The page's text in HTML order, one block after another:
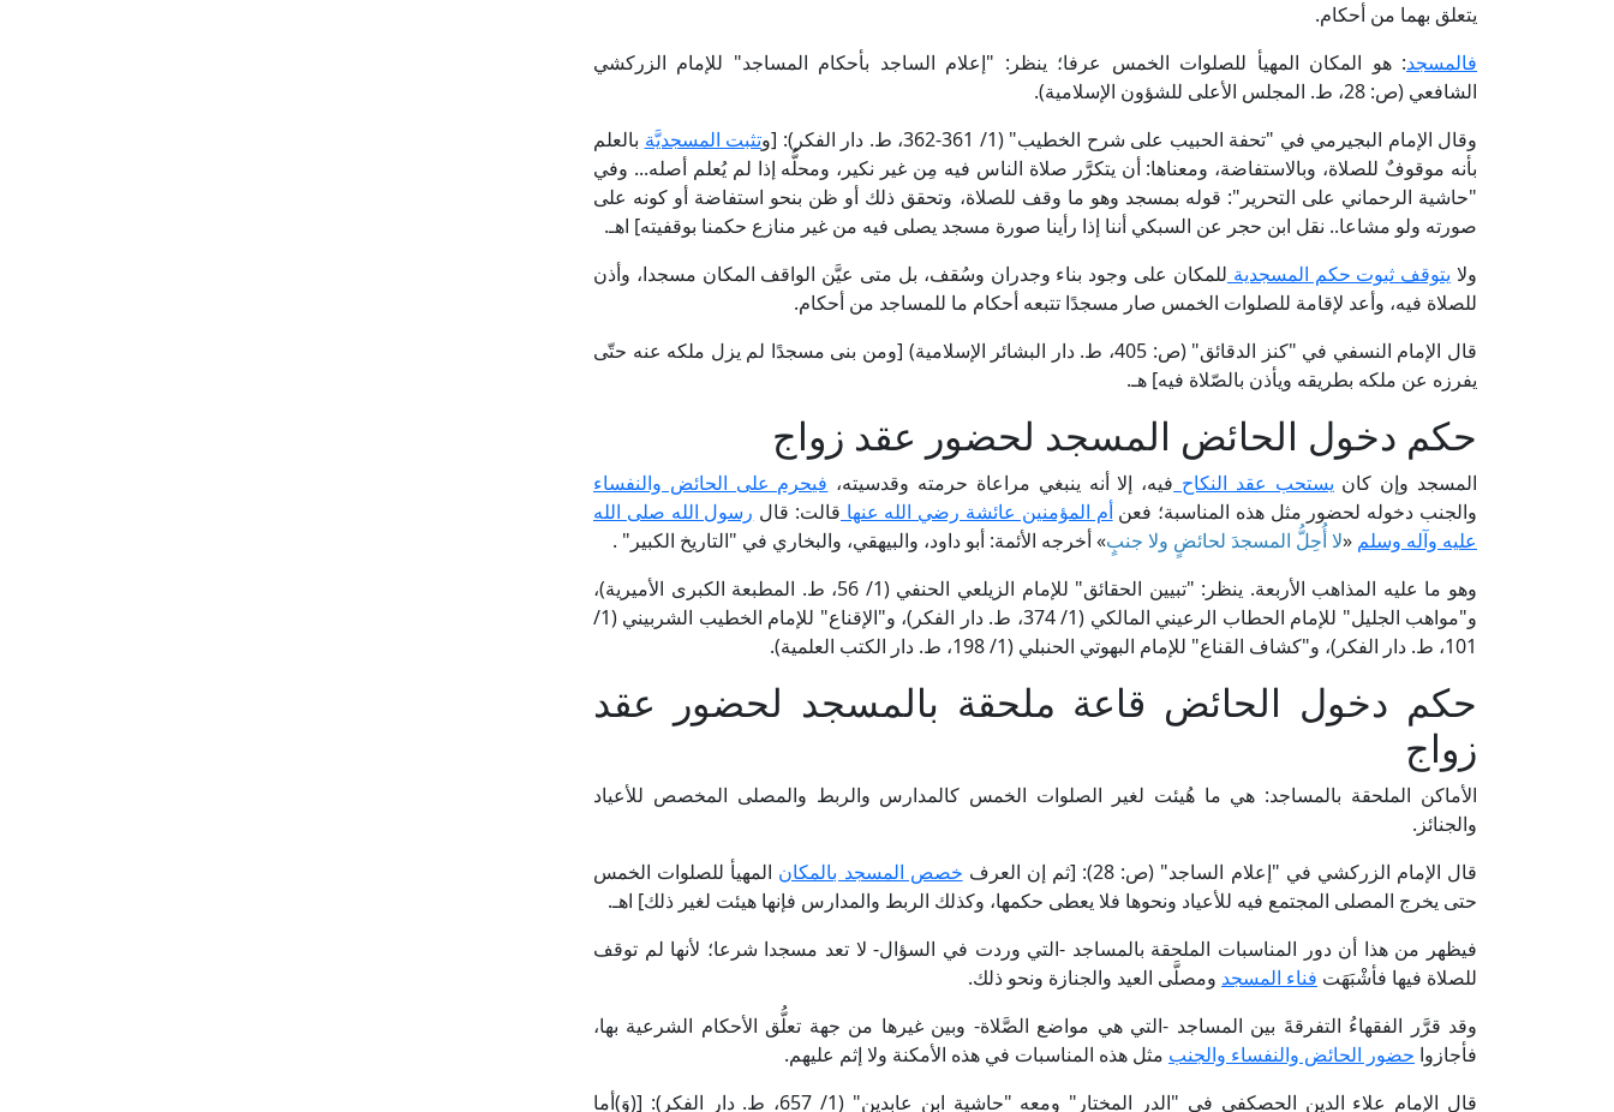
يتعلق بهما من أحكام.
فالمسجد: هو المكان المهيأ للصلوات الخمس عرفا؛ ينظر: "إعلام الساجد بأحكام المساجد" للإمام الزركشي
الشافعي (ص: 28، ط. المجلس الأعلى للشؤون الإسلامية).
وقال الإمام البجيرمي في "تحفة الحبيب على شرح الخطيب" (1/ 361-362، ط. دار الفكر): [و
تثبت المسجديَّة بالعلم
بأنه موقوفٌ للصلاة، وبالاستفاضة، ومعناها: أن يتكرَّر صلاة الناس فيه مِن غير نكير، ومحلُّه إذا لم يُعلم أصله... وفي
"حاشية الرحماني على التحرير": قوله بمسجد وهو ما وقف للصلاة، وتحقق ذلك أو ظن بنحو استفاضة أو كونه على
صورته ولو مشاعا.. نقل ابن حجر عن السبكي أننا إذا رأينا صورة مسجد يصلى فيه من غير منازع حكمنا بوقفيته] اهـ.
ولا يتوقف ثبوت حكم المسجدية للمكان على وجود بناء وجدران وسُقف، بل متى عيَّن الواقف المكان مسجدا، وأذن
للصلاة فيه، وأعد لإقامة للصلوات الخمس صار مسجدًا تتبعه أحكام ما للمساجد من أحكام.
قال الإمام النسفي في "كنز الدقائق" (ص: 405، ط. دار البشائر الإسلامية) [ومن بنى مسجدًا لم يزل ملكه عنه حتّى
يفرزه عن ملكه بطريقه ويأذن بالصّلاة فيه] هـ.
حكم دخول الحائض المسجد لحضور عقد زواج
المسجد وإن كان يستحب عقد النكاح فيه، إلا أنه ينبغي مراعاة حرمته وقدسيته، فيحرم على الحائض والنفساء
والجنب دخوله لحضور مثل هذه المناسبة؛ فعنأم المؤمنين عائشة رضي الله عنها قالت: قال رسول الله صلى الله
عليه وآله وسلم «لا أُحِلُّ المسجدَ لحائضٍ ولا جنبٍ» أخرجه الأئمة: أبو داود، والبيهقي، والبخاري في "التاريخ الكبير" .
وهو ما عليه المذاهب الأربعة. ينظر: "تبيين الحقائق" للإمام الزيلعي الحنفي (1/ 56، ط. المطبعة الكبرى الأميرية)،
و"مواهب الجليل" للإمام الحطاب الرعيني المالكي (1/ 374، ط. دار الفكر)، و"الإقناع" للإمام الخطيب الشربيني (1/
101، ط. دار الفكر)، و"كشاف القناع" للإمام البهوتي الحنبلي (1/ 198، ط. دار الكتب العلمية).
حكم دخول الحائض قاعة ملحقة بالمسجد لحضور عقد
زواج
الأماكن الملحقة بالمساجد: هي ما هُيئت لغير الصلوات الخمس كالمدارس والربط والمصلى المخصص للأعياد
والجنائز.
قال الإمام الزركشي في "إعلام الساجد" (ص: 28): [ثم إن العرف
خصص المسجد بالمكان المهيأ للصلوات الخمس
حتى يخرج المصلى المجتمع فيه للأعياد ونحوها فلا يعطى حكمها، وكذلك الربط والمدارس فإنها هيئت لغير ذلك] اهـ.
فيظهر من هذا أن دور المناسبات الملحقة بالمساجد -التي وردت في السؤال- لا تعد مسجدا شرعا؛ لأنها لم توقف
للصلاة فيها فأشْبَهَت فناء المسجد ومصلَّى العيد والجنازة ونحو ذلك.
وقد قرَّر الفقهاءُ التفرقةَ بين المساجد -التي هي مواضع الصَّلاة- وبين غيرها من جهة تعلُّق الأحكام الشرعية بها،
فأجازوا حضور الحائض والنفساء والجنب مثل هذه المناسبات في هذه الأمكنة ولا إثم عليهم.
قال الإمام علاء الدين الحصكفي في "الدر المختار" ومعه "حاشية ابن عابدين" (1/ 657، ط. دار الفكر): [(وَ)أما